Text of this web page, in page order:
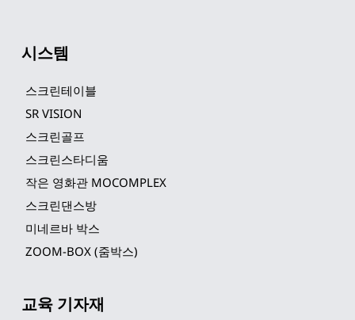
시스템
스크린테이블
SR VISION
스크린골프
스크린스타디움
작은 영화관 MOCOMPLEX
스크린댄스방
미네르바 박스
ZOOM-BOX (줌박스)
교육 기자재